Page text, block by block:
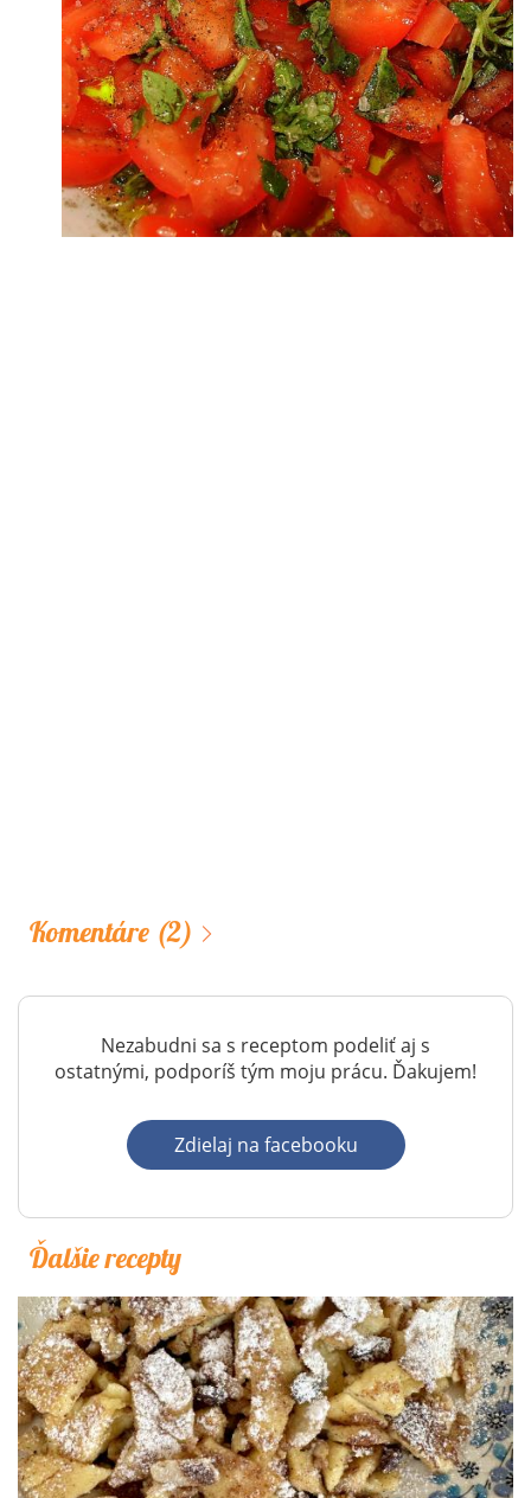
Komentáre (2)
Nezabudni sa s receptom podeliť aj s
ostatnými, podporíš tým moju prácu. Ďakujem!
Zdielaj na facebooku
Ďalšie recepty